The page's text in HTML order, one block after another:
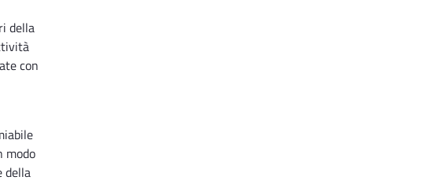
della
con
modo
della